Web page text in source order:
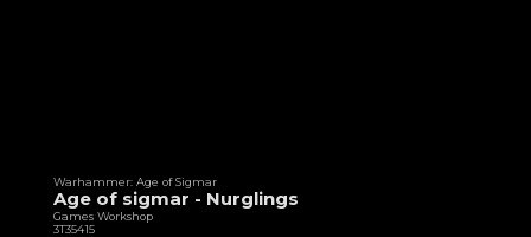
Warhammer: Age of Sigmar
Age of sigmar - Nurglings
Games Workshop
3T35415